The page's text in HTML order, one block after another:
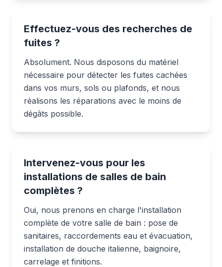
Effectuez-vous des recherches de
fuites ?
Absolument. Nous disposons du matériel
nécessaire pour détecter les fuites cachées
dans vos murs, sols ou plafonds, et nous
réalisons les réparations avec le moins de
dégâts possible.
Intervenez-vous pour les
installations de salles de bain
complètes ?
Oui, nous prenons en charge l'installation
complète de votre salle de bain : pose de
sanitaires, raccordements eau et évacuation,
installation de douche italienne, baignoire,
carrelage et finitions.